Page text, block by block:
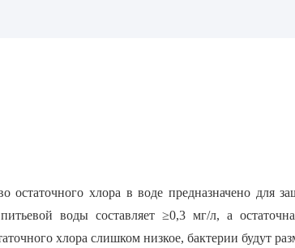
остаточного хлора в воде предназначено для
воды составляет ≥0,3 мг/л, а
хлора слишком низкое, бактерии будут